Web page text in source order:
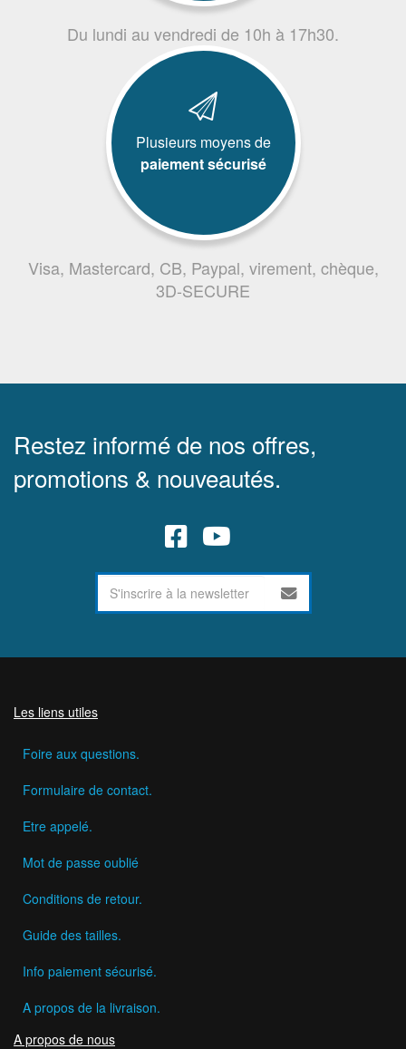
Du lundi au vendredi de 10h à 17h30.
Plusieurs moyens de
paiement sécurisé
Visa, Mastercard, CB, Paypal, virement, chèque,
3D-SECURE
Restez informé de nos offres,
promotions & nouveautés.
Les liens utiles
Foire aux questions.
Formulaire de contact.
Etre appelé.
Mot de passe oublié
Conditions de retour.
Guide des tailles.
Info paiement sécurisé.
A propos de la livraison.
A propos de nous